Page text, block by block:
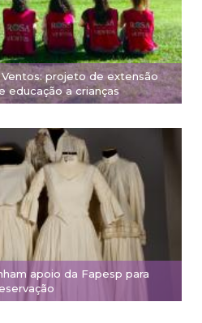
projeto de extensão
educação a crianças
apoio da Fapesp para